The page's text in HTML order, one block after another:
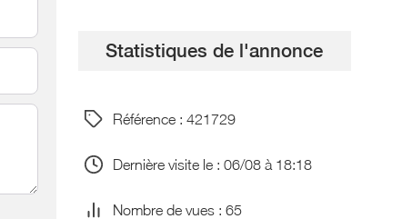
Statistiques de l'annonce
Référence : 421729
Dernière visite le : 06/08 à 18:18
Nombre de vues : 65